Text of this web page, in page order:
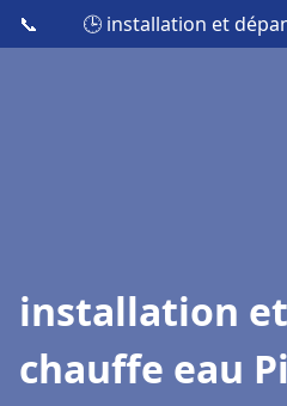
📞 🕒 installation et
installation
chauffe eau